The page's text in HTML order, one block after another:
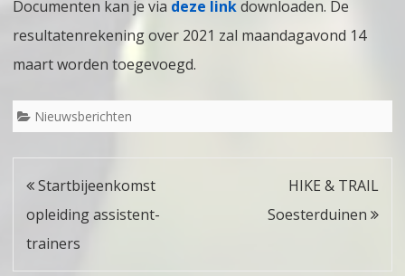
Documenten kan je via deze linkdownloaden. De
resultatenrekening over 2021 zal maandagavond 14
maart worden toegevoegd.
Nieuwsberichten
Bericht
navigatie
Startbijeenkomst
opleiding assistent-
trainers
HIKE & TRAIL
Soesterduinen